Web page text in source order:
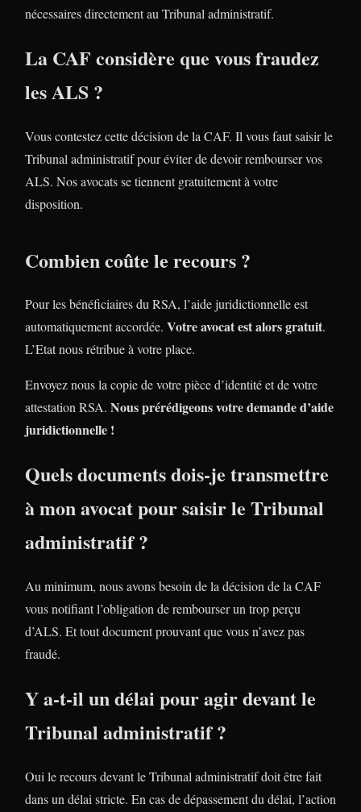
nécessaires directement au Tribunal administratif.
La CAF considère que vous fraudez
les ALS ?
Vous contestez cette décision de la CAF. Il vous faut saisir le
Tribunal administratif pour éviter de devoir rembourser vos
ALS. Nos avocats se tiennent gratuitement à votre
disposition.
Combien coûte le recours ?
Pour les bénéficiaires du RSA, l’aide juridictionnelle est
automatiquement accordée. Votre avocat est alors gratuit.
L’Etat nous rétribue à votre place.
Envoyez nous la copie de votre pièce d’identité et de votre
attestation RSA. Nous prérédigeons votre demande d’aide
juridictionnelle !
Quels documents dois-je transmettre
à mon avocat pour saisir le Tribunal
administratif ?
Au minimum, nous avons besoin de la décision de la CAF
vous notifiant l’obligation de rembourser un trop perçu
d’ALS. Et tout document prouvant que vous n’avez pas
fraudé.
Y a-t-il un délai pour agir devant le
Tribunal administratif ?
Oui le recours devant le Tribunal administratif doit être fait
dans un délai stricte. En cas de dépassement du délai, l’action